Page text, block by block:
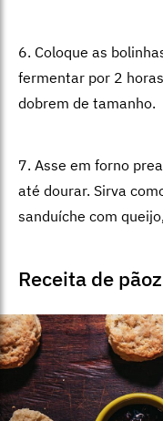
6. Coloque as
fermentar por 2
dobrem de tamanho.
7. Asse em forno
até dourar. Sirva
sanduíche com
Receita de